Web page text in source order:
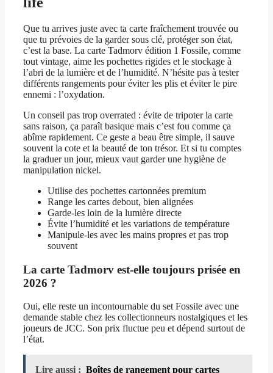
Que tu arrives juste avec ta carte fraîchement trouvée ou
que tu prévoies de la garder sous clé, protéger son état,
c’est la base. La carte Tadmorv édition 1 Fossile, comme
tout vintage, aime les pochettes rigides et le stockage à
l’abri de la lumière et de l’humidité. N’hésite pas à tester
différents rangements pour éviter les plis et éviter le pire
ennemi : l’oxydation.
Un conseil pas trop overrated : évite de tripoter la carte
sans raison, ça paraît basique mais c’est fou comme ça
abîme rapidement. Ce geste a beau être simple, il sauve
souvent la cote et la beauté de ton trésor. Et si tu comptes
la graduer un jour, mieux vaut garder une hygiène de
manipulation nickel.
Utilise des pochettes cartonnées premium
Range les cartes debout, bien alignées
Garde-les loin de la lumière directe
Évite l’humidité et les variations de température
Manipule-les avec les mains propres et pas trop
souvent
La carte Tadmorv est-elle toujours prisée en
2026 ?
Oui, elle reste un incontournable du set Fossile avec une
demande stable chez les collectionneurs nostalgiques et les
joueurs de JCC. Son prix fluctue peu et dépend surtout de
l’état.
Lire aussi : Boîtes de rangement pour cartes